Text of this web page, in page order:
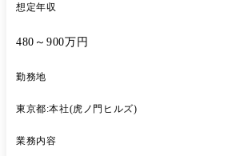
想定年収
480～900万円
勤務地
東京都:本社(虎ノ門ヒルズ)
業務内容